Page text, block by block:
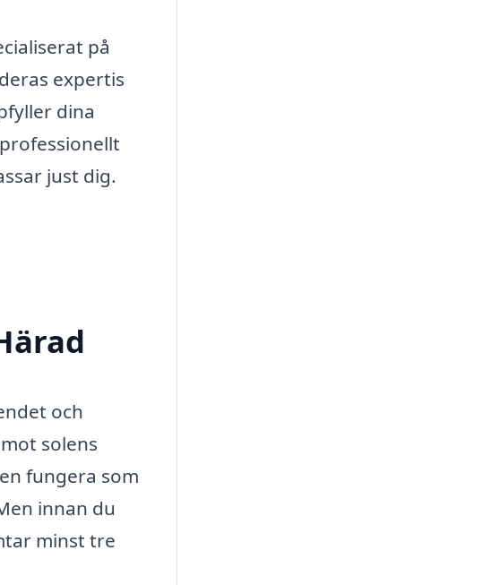
på
expertis
dina
just dig.
och
solens
fungera som
innan du
minst tre